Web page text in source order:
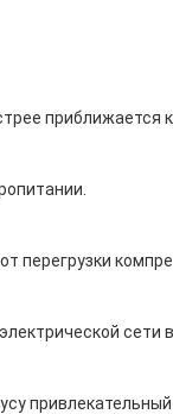
приближается
перегрузки
сети